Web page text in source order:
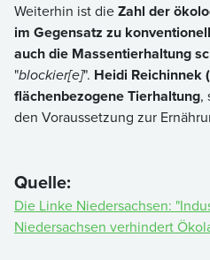
Weiterhin ist dieZahl der
im Gegensatz zu
auch die Massentierhaltung
"blockier[e]". Heidi Reichinnek
flächenbezogene Tierhaltung,
den Voraussetzung zur
Quelle:
Die Linke Niedersachsen:
Niedersachsen verhindert